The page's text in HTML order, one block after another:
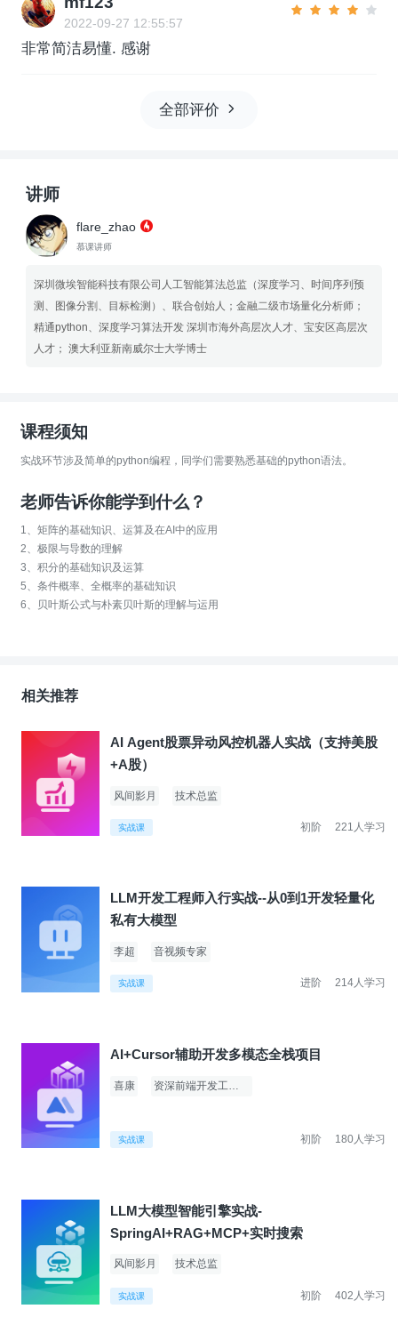
2022-09-27 12:55:57
非常简洁易懂. 感谢
全部评价
讲师
flare_zhao
慕课讲师
深圳微埃智能科技有限公司人工智能算法总监（深度学习、时间序列预
测、图像分割、目标检测）、联合创始人；金融二级市场量化分析师；
精通python、深度学习算法开发 深圳市海外高层次人才、宝安区高层次
人才； 澳大利亚新南威尔士大学博士
课程须知
实战环节涉及简单的python编程，同学们需要熟悉基础的python语法。
老师告诉你能学到什么？
1、矩阵的基础知识、运算及在AI中的应用
2、极限与导数的理解
3、积分的基础知识及运算
5、条件概率、全概率的基础知识
6、贝叶斯公式与朴素贝叶斯的理解与运用
相关推荐
AI Agent股票异动风控机器人实战（支持美股
+A股）
风间影月 技术总监
实战课 221人学习
初阶
LLM开发工程师入行实战--从0到1开发轻量化
私有大模型
李超 音视频专家
实战课 214人学习
进阶
AI+Cursor辅助开发多模态全栈项目
喜康 资深前端开发工程师
实战课 180人学习
初阶
LLM大模型智能引擎实战-
SpringAI+RAG+MCP+实时搜索
风间影月 技术总监
实战课 402人学习
初阶